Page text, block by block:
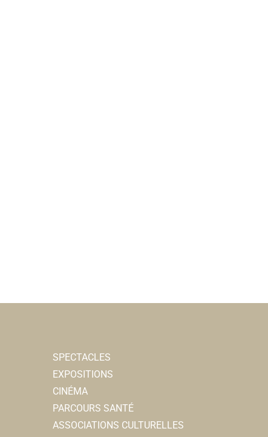
SPECTACLES
EXPOSITIONS
CINÉMA
PARCOURS SANTÉ
ASSOCIATIONS CULTURELLES